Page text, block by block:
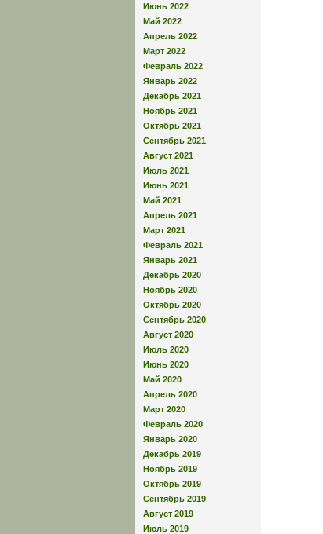
Июнь 2022
Май 2022
Апрель 2022
Март 2022
Февраль 2022
Январь 2022
Декабрь 2021
Ноябрь 2021
Октябрь 2021
Сентябрь 2021
Август 2021
Июль 2021
Июнь 2021
Май 2021
Апрель 2021
Март 2021
Февраль 2021
Январь 2021
Декабрь 2020
Ноябрь 2020
Октябрь 2020
Сентябрь 2020
Август 2020
Июль 2020
Июнь 2020
Май 2020
Апрель 2020
Март 2020
Февраль 2020
Январь 2020
Декабрь 2019
Ноябрь 2019
Октябрь 2019
Сентябрь 2019
Август 2019
Июль 2019